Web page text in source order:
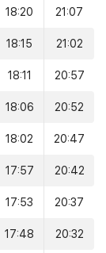
18:20 21:07
18:15 21:02
18:11 20:57
18:06 20:52
18:02 20:47
17:57 20:42
17:53 20:37
17:48 20:32